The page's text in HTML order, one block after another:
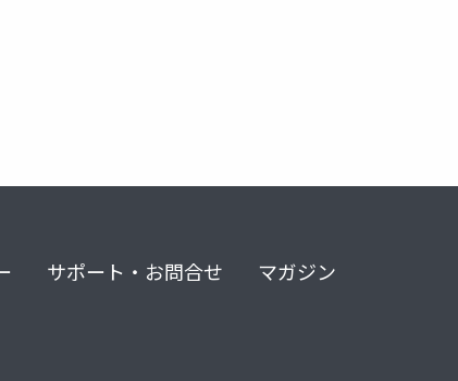
サポート・お問合せ マガジン